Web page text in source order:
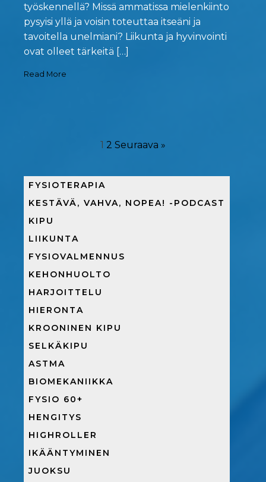
työskennellä? Missä ammatissa mielenkiinto
pysyisi yllä ja voisin toteuttaa itseäni ja
tavoitella unelmiani? Liikunta ja hyvinvointi
ovat olleet tärkeitä […]
Read More
1 2 Seuraava »
FYSIOTERAPIA
KESTÄVÄ, VAHVA, NOPEA! -PODCAST
KIPU
LIIKUNTA
FYSIOVALMENNUS
KEHONHUOLTO
HARJOITTELU
HIERONTA
KROONINEN KIPU
SELKÄKIPU
ASTMA
BIOMEKANIIKKA
FYSIO 60+
HENGITYS
HIGHROLLER
IKÄÄNTYMINEN
JUOKSU